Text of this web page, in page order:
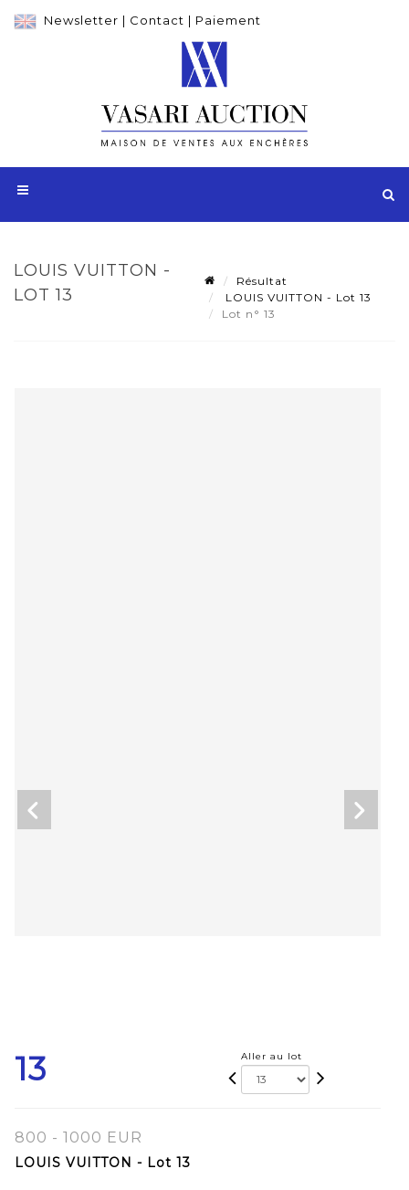
Newsletter | Contact | Paiement
LOUIS VUITTON -
LOT 13
Résultat
LOUIS VUITTON - Lot 13
Lot n° 13
13 Aller au lot
800 - 1000 EUR
LOUIS VUITTON - Lot 13